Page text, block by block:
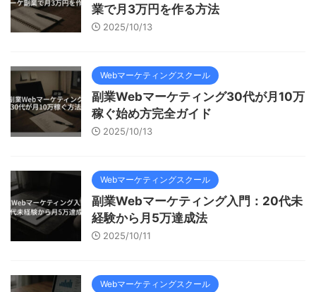
業で月3万円を作る方法
2025/10/13
Webマーケティングスクール
副業Webマーケティング30代が月10万
稼ぐ始め方完全ガイド
2025/10/13
Webマーケティングスクール
副業Webマーケティング入門：20代未
経験から月5万達成法
2025/10/11
Webマーケティングスクール